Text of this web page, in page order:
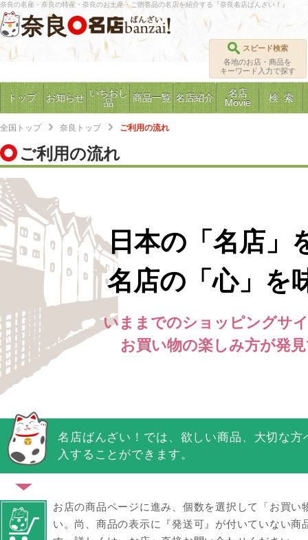
奈良の名産・奈良の特産・奈良のお土産・ご贈答品の名店を紹介する『奈良名店ばんざい！』
奈良
スピード検索
各地のお店・商品を
キーワード入力で探す
トップ お知らせ いちおし
品
商品一覧 名店紹介
名店
Movie
検 索
全国トップ 奈良トップ ご利用の流れ
ご利用の流れ
日本の「名店」
名店の「心」を
いままでのショッピングサ
お買い物の楽しみ方が発
名店ばんざい！では、欲しい商品、大切な
入することができます。
お店の商品ページに進み、個数を選択して「お買
い。尚、商品の表示に『発送可』が付いていない